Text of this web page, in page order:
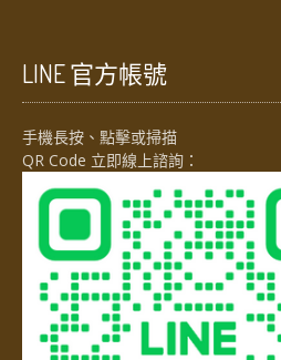
LINE 官方帳號
手機長按、點擊或掃描
QR Code 立即線上諮詢：